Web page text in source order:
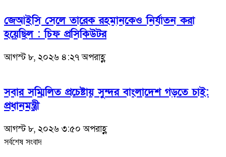
জেআইসি সেলে তারেক রহমানকেও নির্যাতন করা
হয়েছিল : চিফ প্রসিকিউটর
আগস্ট ৮, ২০২৬ ৪:২৭ অপরাহ্ণ
সবার সম্মিলিত প্রচেষ্টায় সুন্দর বাংলাদেশ গড়তে চাই:
প্রধানমন্ত্রী
আগস্ট ৮, ২০২৬ ৩:৫০ অপরাহ্ণ
সর্বশেষ সংবাদ